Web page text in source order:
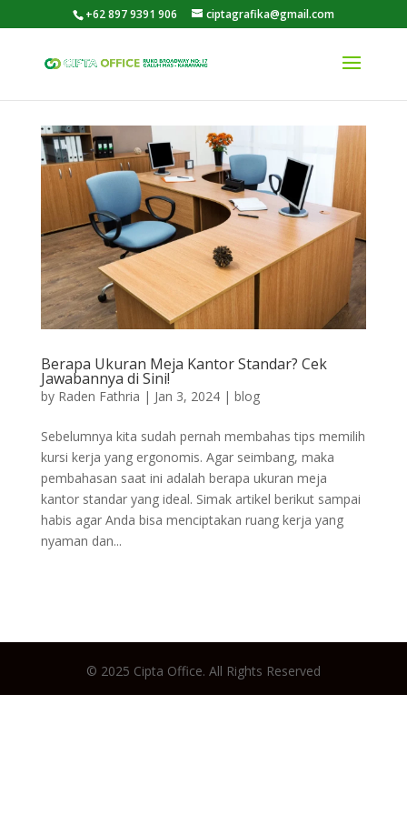
+62 897 9391 906 ciptagrafika@gmail.com
Berapa Ukuran Meja Kantor Standar? Cek
Jawabannya di Sini!
by Raden Fathria | Jan 3, 2024| blog
Sebelumnya kita sudah pernah membahas tips memilih
kursi kerja yang ergonomis. Agar seimbang, maka
pembahasan saat ini adalah berapa ukuran meja
kantor standar yang ideal. Simak artikel berikut sampai
habis agar Anda bisa menciptakan ruang kerja yang
nyaman dan...
© 2025 Cipta Office. All Rights Reserved